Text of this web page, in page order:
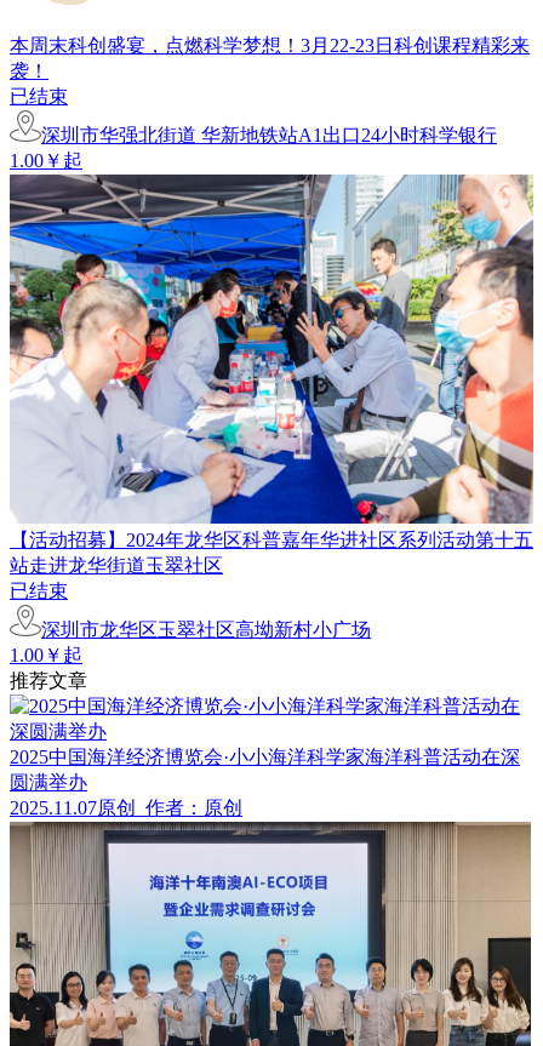
本周末科创盛宴，点燃科学梦想！3月22-23日科创课程精彩来
袭！
已结束
深圳市华强北街道 华新地铁站A1出口24小时科学银行
1.00￥起
【活动招募】2024年龙华区科普嘉年华进社区系列活动第十五
站走进龙华街道玉翠社区
已结束
深圳市龙华区玉翠社区高坳新村小广场
1.00￥起
推荐文章
2025中国海洋经济博览会·小小海洋科学家海洋科普活动在深
圆满举办
2025.11.07原创 作者：原创